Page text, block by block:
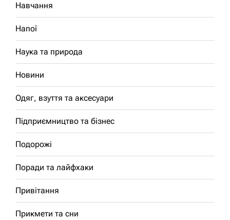
Навчання
Напої
Наука та природа
Новини
Одяг, взуття та аксесуари
Підприємництво та бізнес
Подорожі
Поради та лайфхаки
Привітання
Прикмети та сни